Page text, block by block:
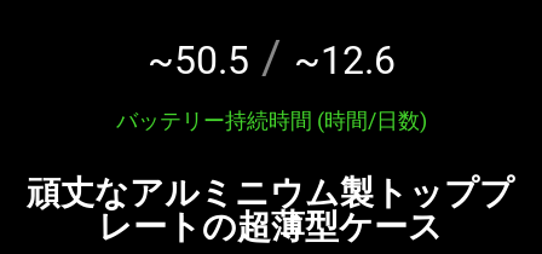
Life
(Hour
~50.5 / ~12.6
バッテリー持続時間 (時間/日数)
頑丈なアルミニウム製トッププ
レートの超薄型ケース